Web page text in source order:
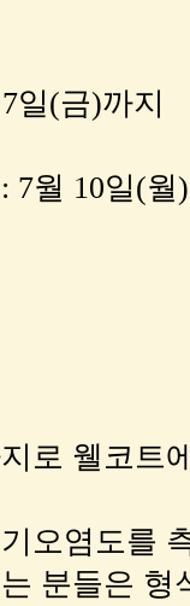
일(금)까지
7월 10일(월)
로 웰코트
오염도를
분들은 형